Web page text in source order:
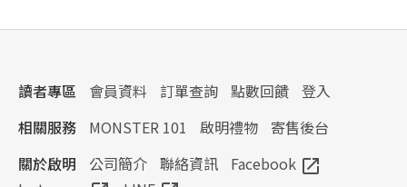
讀者專區 會員資料 訂單查詢 點數回饋 登入
相關服務
MONSTER 101 啟明禮物
寄售後台
關於啟明
公司簡介 聯絡資訊 Facebook open_in_new